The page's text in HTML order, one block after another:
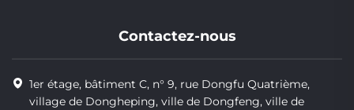
Contactez-nous
1er étage, bâtiment C, n° 9, rue Dongfu Quatrième,
village de Dongheping, ville de Dongfeng, ville de